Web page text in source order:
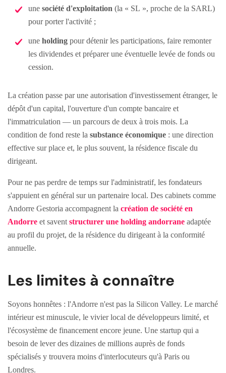
une société d'exploitation (la « SL », proche de la SARL)
pour porter l'activité ;
une holding pour détenir les participations, faire remonter
les dividendes et préparer une éventuelle levée de fonds ou
cession.
La création passe par une autorisation d'investissement étranger, le
dépôt d'un capital, l'ouverture d'un compte bancaire et
l'immatriculation — un parcours de deux à trois mois. La
condition de fond reste la substance économique : une direction
effective sur place et, le plus souvent, la résidence fiscale du
dirigeant.
Pour ne pas perdre de temps sur l'administratif, les fondateurs
s'appuient en général sur un partenaire local. Des cabinets comme
Andorre Gestoria accompagnent la création de société en
Andorre et savent structurer une holding andorrane adaptée
au profil du projet, de la résidence du dirigeant à la conformité
annuelle.
Les limites à connaître
Soyons honnêtes : l'Andorre n'est pas la Silicon Valley. Le marché
intérieur est minuscule, le vivier local de développeurs limité, et
l'écosystème de financement encore jeune. Une startup qui a
besoin de lever des dizaines de millions auprès de fonds
spécialisés y trouvera moins d'interlocuteurs qu'à Paris ou
Londres.